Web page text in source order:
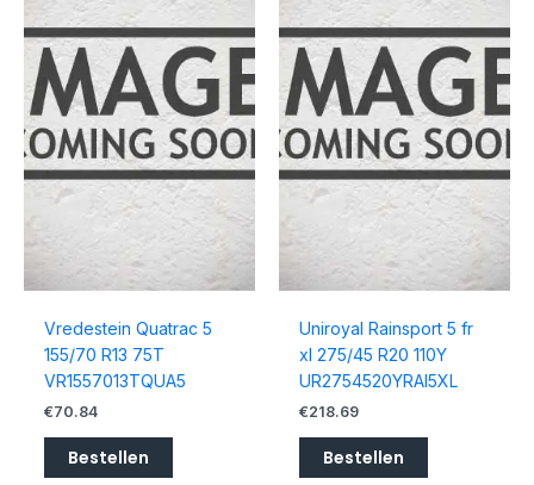
Vredestein Quatrac 5
155/70 R13 75T
VR1557013TQUA5
€70.84
Bestellen
Uniroyal Rainsport 5 fr
xl 275/45 R20 110Y
UR2754520YRAI5XL
€218.69
Bestellen